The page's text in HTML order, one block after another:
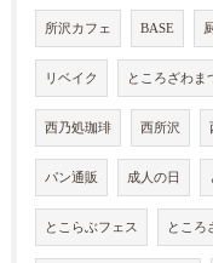
所沢カフェ BASE
リベイク ところざわま
西乃処珈琲 西所沢
パン通販 成人の日
とこらぶフェス ところ